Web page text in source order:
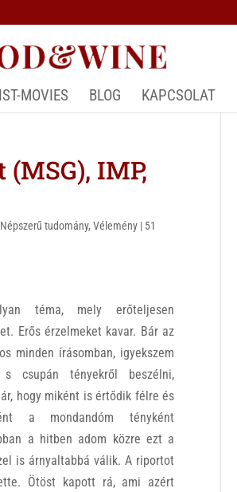
MOVIES BLOG KAPCSOLAT
IMP,
Népszerű tudomány,Vélemény | 51
téma, mely erőteljesen
Erős érzelmeket kavar. Bár az
minden írásomban, igyekszem
s csupán tényekről beszélni,
hogy miként is értődik félre és
a mondandóm tényként
a hitben adom közre ezt a
is árnyaltabbá válik. A riportot
Ötöst kapott rá, ami azért